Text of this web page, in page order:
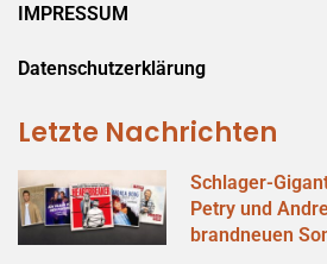
IMPRESSUM
Datenschutzerklärung
Letzte Nachrichten
Schlager-
Petry und
brandneuen